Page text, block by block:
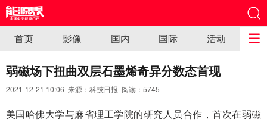
首页 影像 国内 国际 活动
弱磁场下扭曲双层石墨烯奇异分数态首现
2021-12-21 10:06 来源：科技日报 阅读： 5745
美国哈佛大学与麻省理工学院的研究人员合作，首次在弱磁